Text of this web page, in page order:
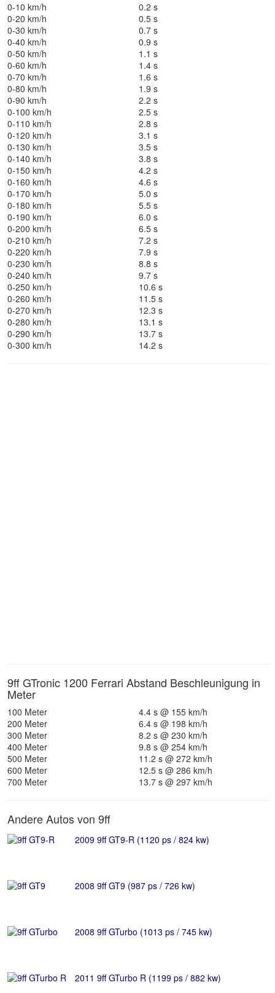
0-10 km/h
0.2 s
0-20 km/h
0.5 s
0-30 km/h
0.7 s
0-40 km/h
0.9 s
0-50 km/h
1.1 s
0-60 km/h
1.4 s
0-70 km/h
1.6 s
0-80 km/h
1.9 s
0-90 km/h
2.2 s
0-100 km/h
2.5 s
0-110 km/h
2.8 s
0-120 km/h
3.1 s
0-130 km/h
3.5 s
0-140 km/h
3.8 s
0-150 km/h
4.2 s
0-160 km/h
4.6 s
0-170 km/h
5.0 s
0-180 km/h
5.5 s
0-190 km/h
6.0 s
0-200 km/h
6.5 s
0-210 km/h
7.2 s
0-220 km/h
7.9 s
0-230 km/h
8.8 s
0-240 km/h
9.7 s
0-250 km/h
10.6 s
0-260 km/h
11.5 s
0-270 km/h
12.3 s
0-280 km/h
13.1 s
0-290 km/h
13.7 s
0-300 km/h
14.2 s
9ff GTronic 1200 Ferrari Abstand Beschleunigung in
Meter
100 Meter
4.4 s @ 155 km/h
200 Meter
6.4 s @ 198 km/h
300 Meter
8.2 s @ 230 km/h
400 Meter
9.8 s @ 254 km/h
500 Meter
11.2 s @ 272 km/h
600 Meter
12.5 s @ 286 km/h
700 Meter
13.7 s @ 297 km/h
Andere Autos von 9ff
2009 9ff GT9-R (1120 ps / 824 kw)
2008 9ff GT9 (987 ps / 726 kw)
2008 9ff GTurbo (1013 ps / 745 kw)
2011 9ff GTurbo R (1199 ps / 882 kw)